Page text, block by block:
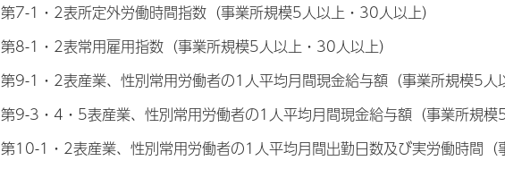
第7-1・2表所定外労働時間指数（事業所規模5人以上・30人以上）
第8-1・2表常用雇用指数（事業所規模5人以上・30人以上）
第9-1・2表産業、性別常用労働者の1人平均月間現金給与額（事業所規模5人
第9-3・4・5表産業、性別常用労働者の1人平均月間現金給与額（事業所規
第10-1・2表産業、性別常用労働者の1人平均月間出勤日数及び実労働時間（